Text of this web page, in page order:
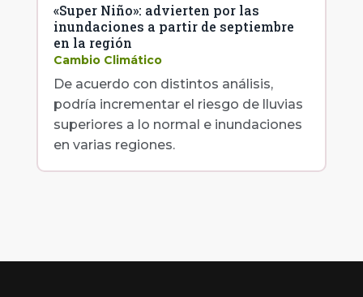
«Super Niño»: advierten por las
inundaciones a partir de septiembre
en la región
Cambio Climático
De acuerdo con distintos análisis,
podría incrementar el riesgo de lluvias
superiores a lo normal e inundaciones
en varias regiones.